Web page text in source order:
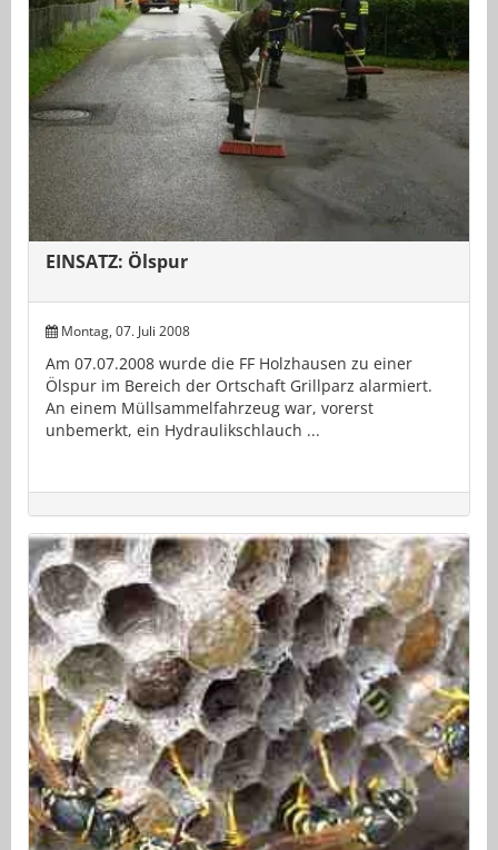
EINSATZ: Ölspur
Montag, 07. Juli 2008
Am 07.07.2008 wurde die FF Holzhausen zu einer
Ölspur im Bereich der Ortschaft Grillparz alarmiert.
An einem Müllsammelfahrzeug war, vorerst
unbemerkt, ein Hydraulikschlauch ...